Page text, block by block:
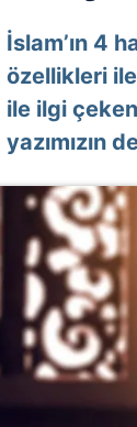
İslam’ın 4
özellikleri
ile ilgi
yazımızın